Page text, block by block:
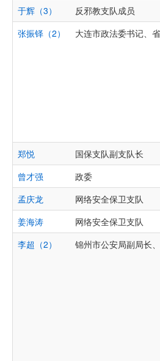
于辉（3）
反邪教支队成员
张振铎（2）
大连市政法委书记、
郑悦
国保支队副支队长
曾才强
政委
孟庆龙
网络安全保卫支队
姜海涛
网络安全保卫支队
李超（2）
锦州市公安局副局长